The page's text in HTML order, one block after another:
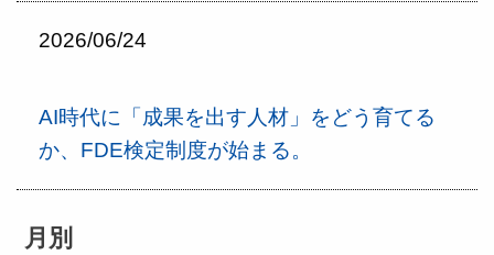
2026/06/24
AI時代に「成果を出す人材」をどう育てる
か、FDE検定制度が始まる。
月別